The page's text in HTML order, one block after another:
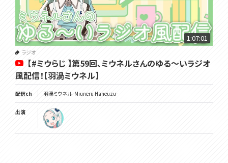
1:07:01
ラジオ
【#ミウらじ 】第59回、ミウネルさんのゆる～いラジオ
風配信！【羽渦ミウネル】
配信ch 羽渦ミウネル -Miuneru Haneuzu-
出演